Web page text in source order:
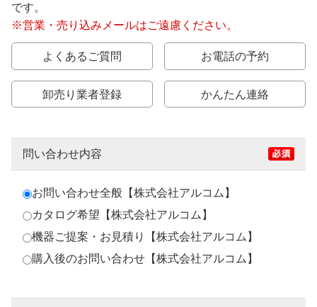
です。
※営業・売り込みメールはご遠慮ください。
よくあるご質問 お電話の予約
卸売り業者登録 かんたん連絡
問い合わせ内容
お問い合わせ全般【株式会社アルコム】
カタログ希望【株式会社アルコム】
機器ご提案・お見積り【株式会社アルコム】
購入後のお問い合わせ【株式会社アルコム】